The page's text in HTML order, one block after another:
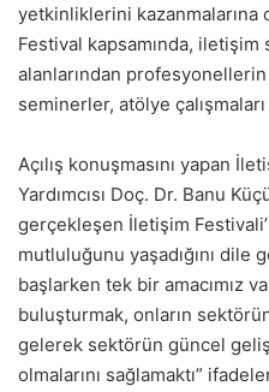
yetkinliklerini kazanmalarına
Festival kapsamında,
alanlarından profesyonellerin
seminerler, atölye
Açılış konuşmasını yapan
Yardımcısı Doç. Dr. Banu
gerçekleşen İletişim
mutluluğunu yaşadığını dile
başlarken tek bir amacımız
buluşturmak, onların
gelerek sektörün güncel
olmalarını sağlamaktı”